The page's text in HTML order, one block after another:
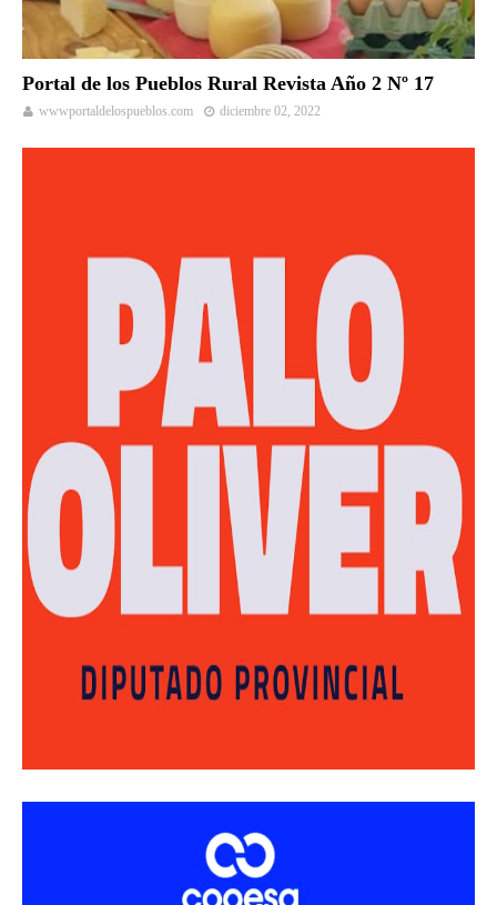
Portal de los Pueblos Rural Revista Año 2 Nº 17
wwwportaldelospueblos.com diciembre 02, 2022